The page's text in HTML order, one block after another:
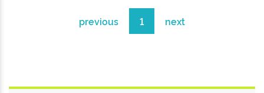
previous 1 next